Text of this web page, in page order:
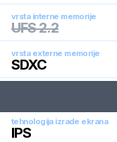
vrsta interne memorije
UFS 2.2
vrsta externe memorije
SDXC
tehnologija izrade ekrana
IPS